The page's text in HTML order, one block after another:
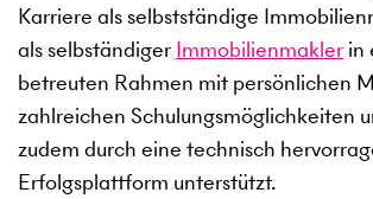
Karriere als selbstständige
als selbständiger Immobilienmakler in
betreuten Rahmen mit persönlichen
zahlreichen Schulungsmöglichkeiten
zudem durch eine technisch
Erfolgsplattform unterstützt.